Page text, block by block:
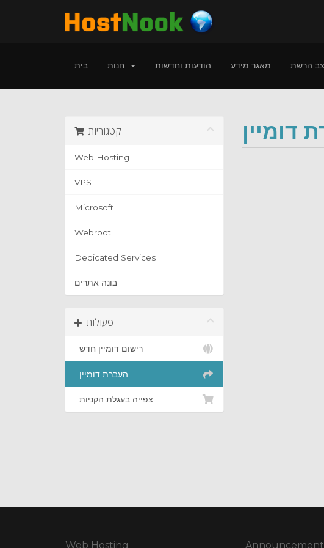
בית הודעות וחדשות מאגר מידע הרשת
קטגוריות
Web Hosting
VPS
Microsoft
Webroot
Dedicated Services
בונה אתרים
פעולות
רישום דומיין חדש
העברת דומיין
צפייה בעגלת הקניות
דומיין
Web Hosting